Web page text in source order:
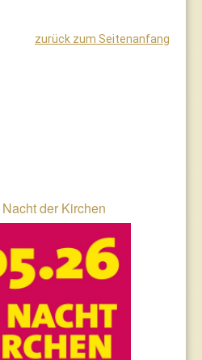
zurück zum Seitenanfang
der Kirchen